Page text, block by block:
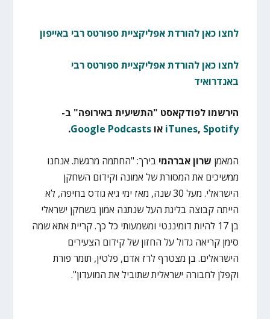
לחצו כאן להורדת אפליקציית ספורטס רבי באייפון
לחצו כאן להורדת אפליקציית ספורטס רבי
באנדרואיד
הירשמו לפודקאסט "התשיעית באירופה" ב-
iTunes, Spotify אוGoogle Podcasts
.
המאמן שרון אברהמי בירך: "החתמה מרגשת. אנחנו
ממשיכים את המסורת של אמונה וקידום השחקן
הישראלי. מעל 30 שנה, מאז ימי גיא גודס בחיפה, לא
הייתה קבוצה בליגת העל שנתנה אמון בשחקן ישראלי
בן 17 להיות דומיננטי ומשמעותי כל כך. קריית אתא שמה
סימן קריאה גדול על החזון של קידום הצעירים
הישראלים. בן מצטרף לרז אדם, פלטין, תומר פורת
וקפלן לחבורה ישראלית שתוביל את המועדון".